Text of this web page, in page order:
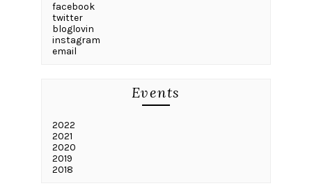
facebook
twitter
bloglovin
instagram
email
Events
2022
2021
2020
2019
2018